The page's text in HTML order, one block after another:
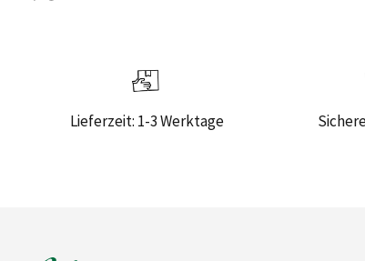
Lieferzeit: 1-3 Werktage